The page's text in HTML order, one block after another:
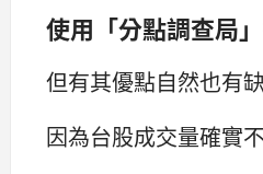
使用「分點調查局
但有其優點自然也有
因為台股成交量確實